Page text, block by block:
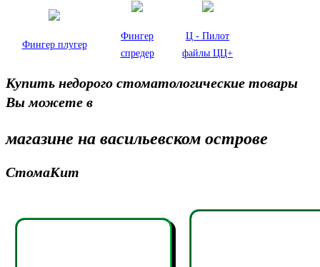
Фингер плугер
Фингер
спредер
Ц - Пилот
файлы ЦЦ+
Купить недорого стоматологические товары
Вы можете в
магазине на васильевском острове
СтомаКит